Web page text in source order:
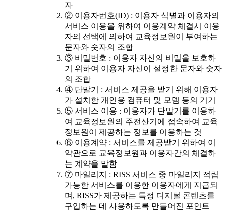
자
② 이용자번호(ID) : 이용자 식별과 이용자의
서비스 이용을 위하여 이용계약 체결시 이용
자의 선택에 의하여 교육정보원이 부여하는
문자와 숫자의 조합
③ 비밀번호 : 이용자 자신의 비밀을 보호하
기 위하여 이용자 자신이 설정한 문자와 숫자
의 조합
④ 단말기 : 서비스 제공을 받기 위해 이용자
가 설치한 개인용 컴퓨터 및 모뎀 등의 기기
⑤ 서비스 이용 : 이용자가 단말기를 이용하
여 교육정보원의 주전산기에 접속하여 교육
정보원이 제공하는 정보를 이용하는 것
⑥ 이용계약 : 서비스를 제공받기 위하여 이
약관으로 교육정보원과 이용자간의 체결하
는 계약을 말함
⑦ 마일리지 : RISS 서비스 중 마일리지 적립
가능한 서비스를 이용한 이용자에게 지급되
며, RISS가 제공하는 특정 디지털 콘텐츠를
구입하는 데 사용하도록 만들어진 포인트